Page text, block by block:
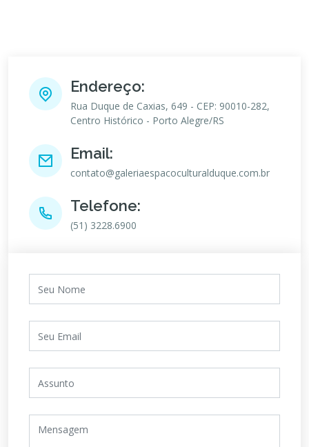
Endereço:
Rua Duque de Caxias, 649 - CEP: 90010-282,
Centro Histórico - Porto Alegre/RS
Email:
contato@galeriaespacoculturalduque.com.br
Telefone:
(51) 3228.6900